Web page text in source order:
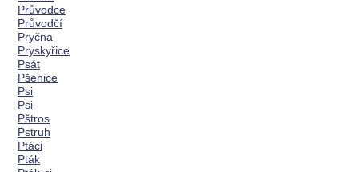
Průvodce
Průvodčí
Pryčna
Pryskyřice
Psát
Pšenice
Psi
Psi
Pštros
Pstruh
Ptáci
Pták